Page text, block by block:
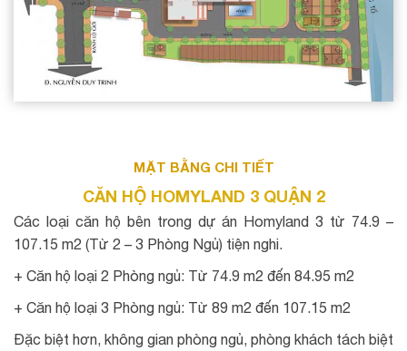
MẶT BẰNG CHI TIẾT
CĂN HỘ HOMYLAND 3 QUẬN 2
Các loại căn hộ bên trong dự án Homyland 3 từ 74.9 –
107.15 m2 (Từ 2 – 3 Phòng Ngủ) tiện nghi.
+ Căn hộ loại 2 Phòng ngủ: Từ 74.9 m2 đến 84.95 m2
+ Căn hộ loại 3 Phòng ngủ: Từ 89 m2 đến 107.15 m2
Đặc biệt hơn, không gian phòng ngủ, phòng khách tách biệt